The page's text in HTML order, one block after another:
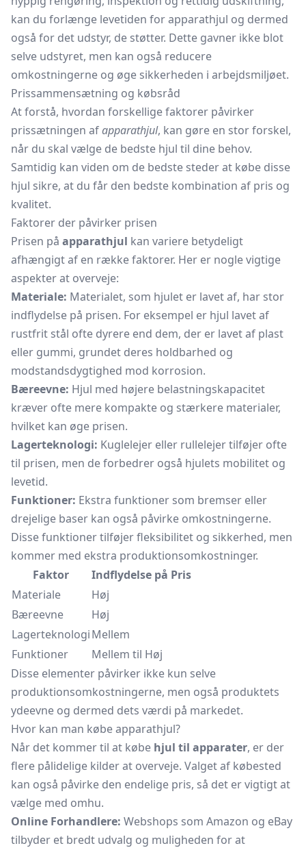
kan du forlænge levetiden for apparathjul og dermed
også for det udstyr, de støtter. Dette gavner ikke blot
selve udstyret, men kan også reducere
omkostningerne og øge sikkerheden i arbejdsmiljøet.
Prissammensætning og købsråd
At forstå, hvordan forskellige faktorer påvirker
prissætningen afapparathjul, kan gøre en stor forskel,
når du skal vælge de bedste hjul til dine behov.
Samtidig kan viden om de bedste steder at købe disse
hjul sikre, at du får den bedste kombination af pris og
kvalitet.
Faktorer der påvirker prisen
Prisen på apparathjul kan variere betydeligt
afhængigt af en række faktorer. Her er nogle vigtige
aspekter at overveje:
Materiale: Materialet, som hjulet er lavet af, har stor
indflydelse på prisen. For eksempel er hjul lavet af
rustfrit stål ofte dyrere end dem, der er lavet af plast
eller gummi, grundet deres holdbarhed og
modstandsdygtighed mod korrosion.
Bæreevne: Hjul med højere belastningskapacitet
kræver ofte mere kompakte og stærkere materialer,
hvilket kan øge prisen.
Lagerteknologi: Kuglelejer eller rullelejer tilføjer ofte
til prisen, men de forbedrer også hjulets mobilitet og
levetid.
Funktioner: Ekstra funktioner som bremser eller
drejelige baser kan også påvirke omkostningerne.
Disse funktioner tilføjer fleksibilitet og sikkerhed, men
kommer med ekstra produktionsomkostninger.
Faktor
Indflydelse på Pris
Materiale
Høj
Bæreevne
Høj
LagerteknologiMellem
Funktioner
Mellem til Høj
Disse elementer påvirker ikke kun selve
produktionsomkostningerne, men også produktets
ydeevne og dermed dets værdi på markedet.
Hvor kan man købe apparathjul?
Når det kommer til at købe hjul til apparater, er der
flere pålidelige kilder at overveje. Valget af købested
kan også påvirke den endelige pris, så det er vigtigt at
vælge med omhu.
Online Forhandlere: Webshops som Amazon og eBay
tilbyder et bredt udvalg og muligheden for at